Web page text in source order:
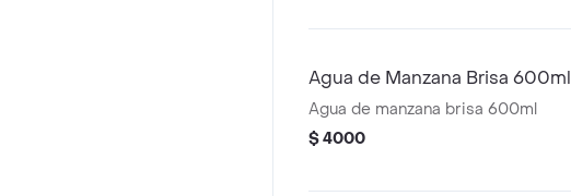
Agua de Manzana Brisa 600ml
Agua de manzana brisa 600ml
$ 4000